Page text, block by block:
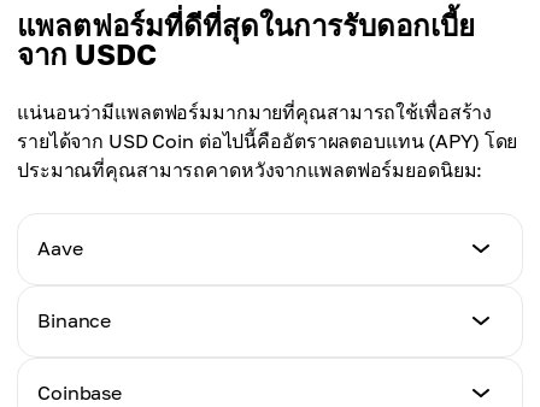
แพลตฟอร์มที่ดีที่สุดในการรับดอกเบี้ย
จาก USDC
แน่นอนว่ามีแพลตฟอร์มมากมายที่คุณสามารถใช้เพื่อสร้าง
รายได้จาก USD Coin ต่อไปนี้คืออัตราผลตอบแทน (APY) โดย
ประมาณที่คุณสามารถคาดหวังจากแพลตฟอร์มยอดนิยม:
Aave
APY
Binance
APY
Coinbase